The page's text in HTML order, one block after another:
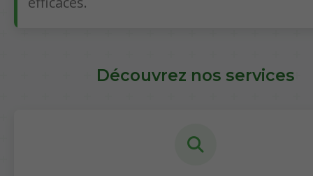
Découvrez nos services